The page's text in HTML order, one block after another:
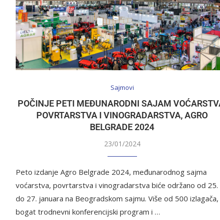
Sajmovi
POČINJE PETI MEĐUNARODNI SAJAM
POVRTARSTVA I VINOGRADARSTVA, AGRO
BELGRADE 2024
23/01/2024
Peto izdanje Agro Belgrade 2024, međunarodnog sajma
voćarstva, povrtarstva i vinogradarstva biće održano od 25.
do 27. januara na Beogradskom sajmu. Više od 500 izlagača,
bogat trodnevni konferencijski program i …